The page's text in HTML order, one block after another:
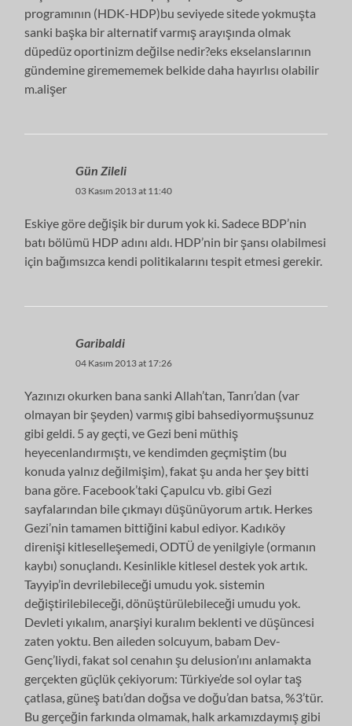
programının (HDK-HDP)bu seviyede sitede yokmuşta
sanki başka bir alternatif varmış arayışında olmak
düpedüz oportinizm değilse nedir?eks ekselanslarının
gündemine giremememek belkide daha hayırlısı olabilir
m.alişer
Gün Zileli
03 Kasım 2013 at 11:40
Eskiye göre değişik bir durum yok ki. Sadece BDP’nin
batı bölümü HDP adını aldı. HDP’nin bir şansı olabilmesi
için bağımsızca kendi politikalarını tespit etmesi gerekir.
Garibaldi
04 Kasım 2013 at 17:26
Yazınızı okurken bana sanki Allah’tan, Tanrı’dan (var
olmayan bir şeyden) varmış gibi bahsediyormuşsunuz
gibi geldi. 5 ay geçti, ve Gezi beni müthiş
heyecenlandırmıştı, ve kendimden geçmiştim (bu
konuda yalnız değilmişim), fakat şu anda her şey bitti
bana göre. Facebook’taki Çapulcu vb. gibi Gezi
sayfalarından bile çıkmayı düşünüyorum artık. Herkes
Gezi’nin tamamen bittiğini kabul ediyor. Kadıköy
direnişi kitleselleşemedi, ODTÜ de yenilgiyle (ormanın
kaybı) sonuçlandı. Kesinlikle kitlesel destek yok artık.
Tayyip’in devrilebileceği umudu yok. sistemin
değiştirilebileceği, dönüştürülebileceği umudu yok.
Devleti yıkalım, anarşiyi kuralım beklenti ve düşüncesi
zaten yoktu. Ben aileden solcuyum, babam Dev-
Genç’liydi, fakat sol cenahın şu delusion’ını anlamakta
gerçekten güçlük çekiyorum: Türkiye’de sol oylar taş
çatlasa, güneş batı’dan doğsa ve doğu’dan batsa, %3’tür.
Bu gerçeğin farkında olmamak, halk arkamızdaymış gibi